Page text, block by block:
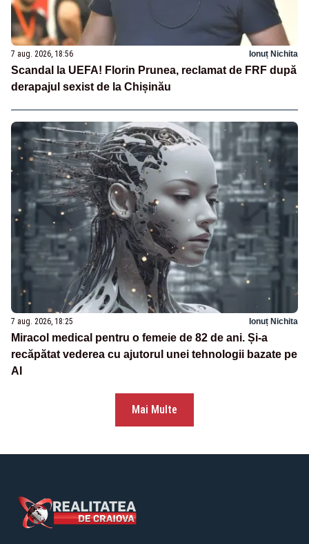
7 aug. 2026, 18:56 Ionuț Nichita
Scandal la UEFA! Florin Prunea, reclamat de FRF după
derapajul sexist de la Chișinău
7 aug. 2026, 18:25 Ionuț Nichita
Miracol medical pentru o femeie de 82 de ani. Și-a
recăpătat vederea cu ajutorul unei tehnologii bazate pe
AI
Mai Multe